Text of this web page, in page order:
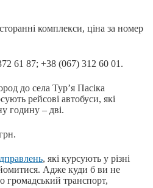
комплекси, ціна за номер
61 87; +38 (067) 312 60 01.
до села Тур’я Пасіка
рейсові автобуси, які
годину – дві.
, які курсують у різні
Адже куди б ви не
громадський транспорт,